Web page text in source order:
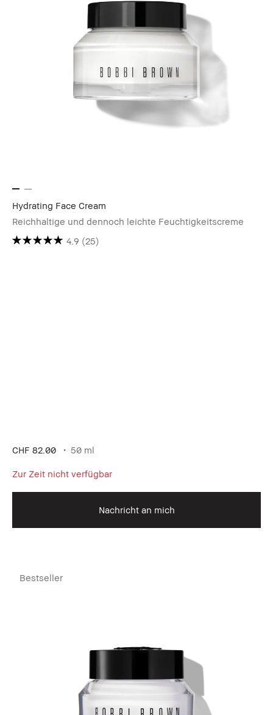
Hydrating Face Cream
Reichhaltige und dennoch leichte Feuchtigkeitscreme
4.9 (25)
CHF 82.00 50 ml
Zur Zeit nicht verfügbar
Nachricht an mich
Bestseller